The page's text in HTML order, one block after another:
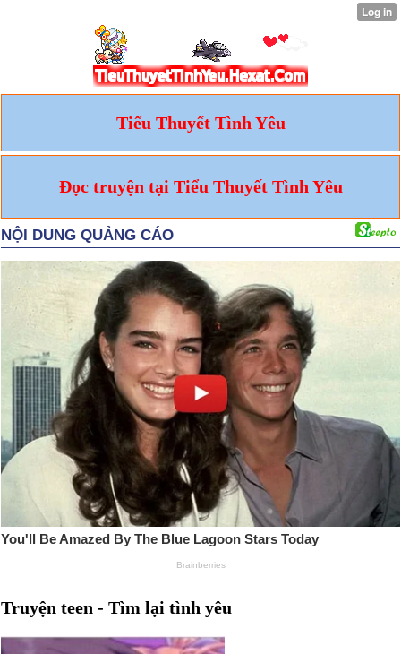
Tiểu Thuyết Tình Yêu
Đọc truyện tại Tiểu Thuyết Tình Yêu
Truyện teen - Tìm lại tình yêu